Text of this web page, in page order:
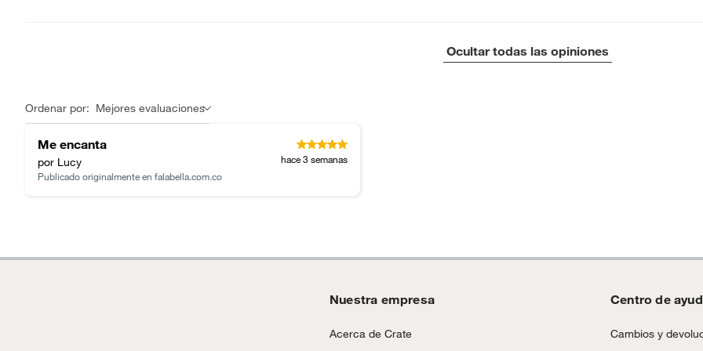
Moccamaster, KitchenAid y Haden.Ocultar todas las opiniones
Ordenar por: Mejores evaluaciones
Me encanta
por Lucy
hace 3 semanas
Publicado originalmente en falabella.com.co
Nuestra empresa
Acerca de Crate
Centro de
Cambios y